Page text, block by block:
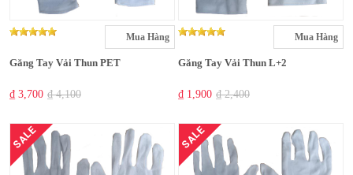
Mua Hàng
Găng Tay Vải Thun PET
₫ 3,700 ₫ 4,100
Mua Hàng
Găng Tay Vải Thun L+2
₫ 1,900 ₫ 2,400
SALE SALE